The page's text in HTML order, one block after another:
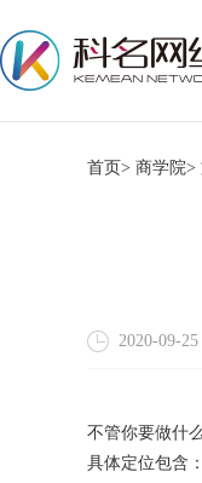
首页> 商学院>
2020-09-25
不管你要做什
具体定位包含